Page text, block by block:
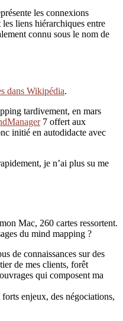
les connexions
liens hiérarchiques entre
connu sous le nom de
dans Wikipédia.
tardivement, en mars
7 offert aux
initié en autodidacte avec
je n’ai plus su me
Mac, 260 cartes ressortent.
du mind mapping ?
de connaissances sur des
de mes clients, forêt
qui composent ma
enjeux, des négociations,